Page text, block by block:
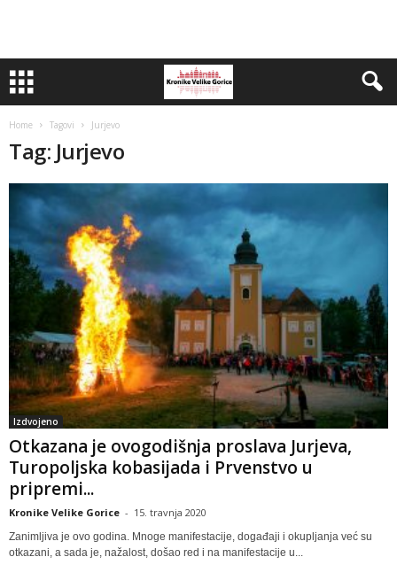
Home Tagovi Jurjevo
Tag: Jurjevo
Izdvojeno
Otkazana je ovogodišnja proslava Jurjeva,
Turopoljska kobasijada i Prvenstvo u
pripremi...
Kronike Velike Gorice - 15. travnja 2020
Zanimljiva je ovo godina. Mnoge manifestacije, događaji i okupljanja već su
otkazani, a sada je, nažalost, došao red i na manifestacije u...